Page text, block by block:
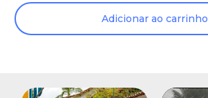
Adicionar ao carrinho